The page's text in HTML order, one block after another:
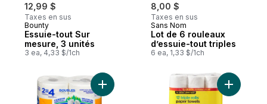
12,99 $
Taxes en sus
Bounty
Essuie-tout Sur
mesure, 3 unités
3 ea, 4,33 $/1ch
8,00 $
Taxes en sus
Sans Nom
Lot de 6 rouleaux
d’essuie-tout triples
6 ea, 1,33 $/1ch
Ajouter Rouleaux d'essuie-tout 2Ajouter